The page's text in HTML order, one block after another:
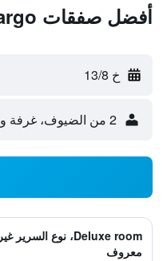
أفضل صفقات Villa Margo
خ 13/8
2 من الضيوف، غرفة واحدة
Deluxe room، نوع السرير غير
معروف